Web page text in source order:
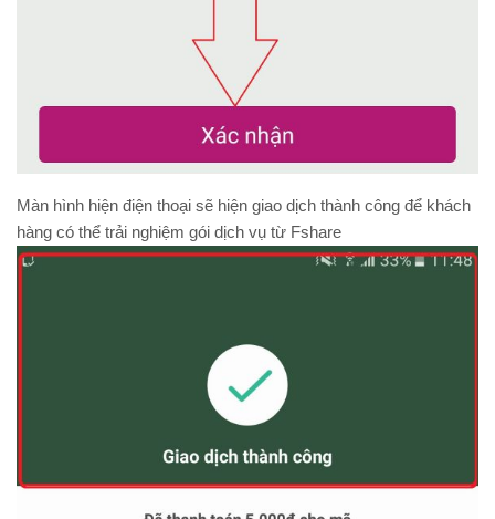
Màn hình hiện điện thoại sẽ hiện giao dịch thành công để khách
hàng có thể trải nghiệm gói dịch vụ từ Fshare